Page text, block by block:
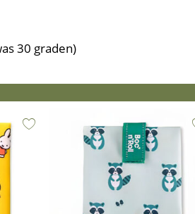
30 graden)